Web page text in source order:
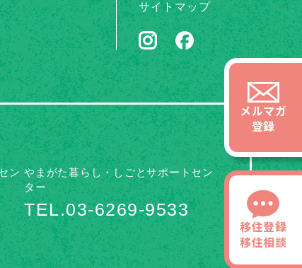
メルマガ
登録
移住登録
移住相談
サイトマップ
ン やまがた暮らし・しごとサポートセン
ター
TEL.03-6269-9533